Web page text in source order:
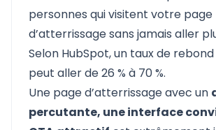
personnes qui visitent votre page
d’atterrissage sans jamais aller
Selon HubSpot, un taux de
peut aller de 26 % à 70 %.
Une page d’atterrissage avec un
percutante, une interface